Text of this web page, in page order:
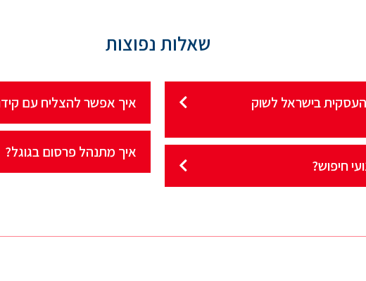
שאלות נפוצות
בישראל לשוק
חיפוש?
איך אפשר להצליח עם
איך מתנהל פרסום בגוגל?